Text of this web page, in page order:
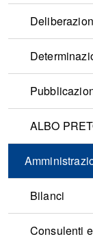
ALBO
Bilanci
Consulenti